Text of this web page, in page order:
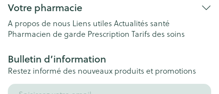
Votre pharmacie
A propos de nous Liens utiles Actualités santé
Pharmacien de garde Prescription Tarifs des soins
Bulletin d’information
Restez informé des nouveaux produits et promotions
Adresse mail